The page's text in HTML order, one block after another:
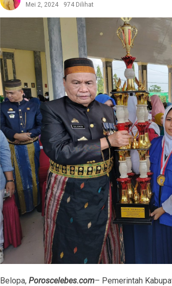
Mei 2, 2024
974 Dilihat
Belopa, Poroscelebes.com– Pemerintah